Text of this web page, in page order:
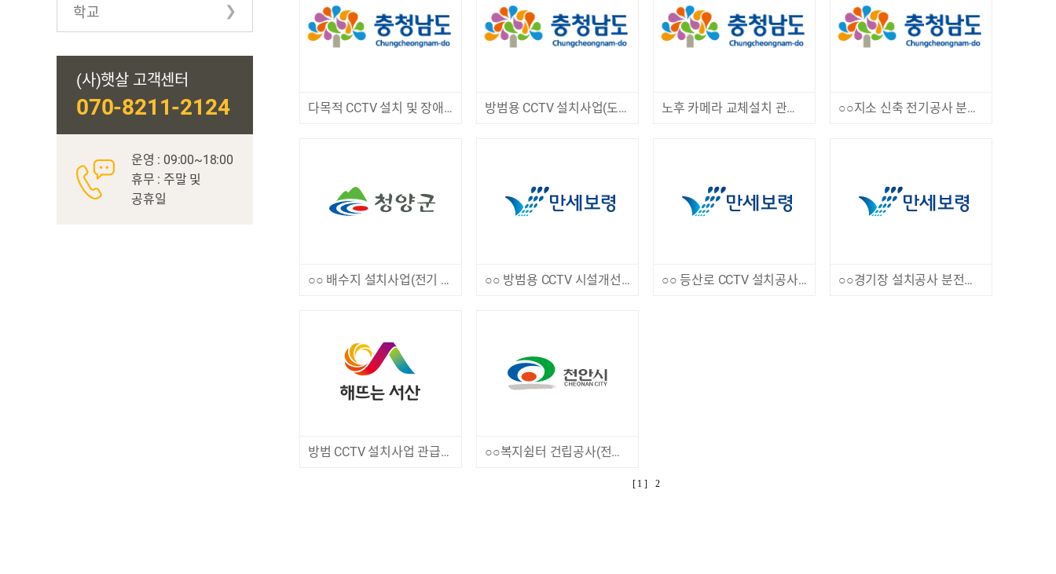
학교
(사)햇살 고객센터
070-8211-2124
운영 : 09:00~18:00
휴무 : 주말 및
공휴일
다목적 CCTV 설치 및 장애 카메라 교체 제작 방범용 CCTV 설치사업(도민참여) 제작 구매 노후 카메라 교체설치 관급자재 CCTV 제작 구매 ○○지소 신축 전기공사 분전반 구입
○○ 배수지 설치사업(전기 및 계측제어) CCTV 구입 ○○ 방범용 CCTV 시설개선공사 관급자재 제작 구매 ○○ 등산로 CCTV 설치공사 관급자재 제작 구매 ○○경기장 설치공사 분전반 구매 제작 설치
방범 CCTV 설치사업 관급자재 구매 ○○복지쉼터 건립공사(전기) 분전반 구입
[ 1 ] 2